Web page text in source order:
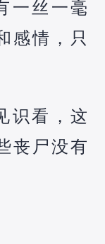
一丝一毫
感情，只
识看，这
丧尸没有